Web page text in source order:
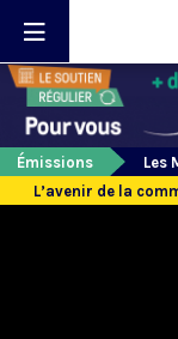
Émissions
Les
L’avenir de la